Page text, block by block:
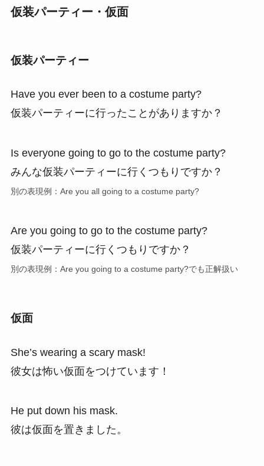
仮装パーティー・仮面
仮装パーティー
Have you ever been to a costume party?
仮装パーティーに行ったことがありますか？
Is everyone going to go to the costume party?
みんな仮装パーティーに行くつもりですか？
別の表現例：Are you all going to a costume party?
Are you going to go to the costume party?
仮装パーティーに行くつもりですか？
別の表現例：Are you going to a costume party?でも正解扱い
仮面
She’s wearing a scary mask!
彼女は怖い仮面をつけています！
He put down his mask.
彼は仮面を置きました。